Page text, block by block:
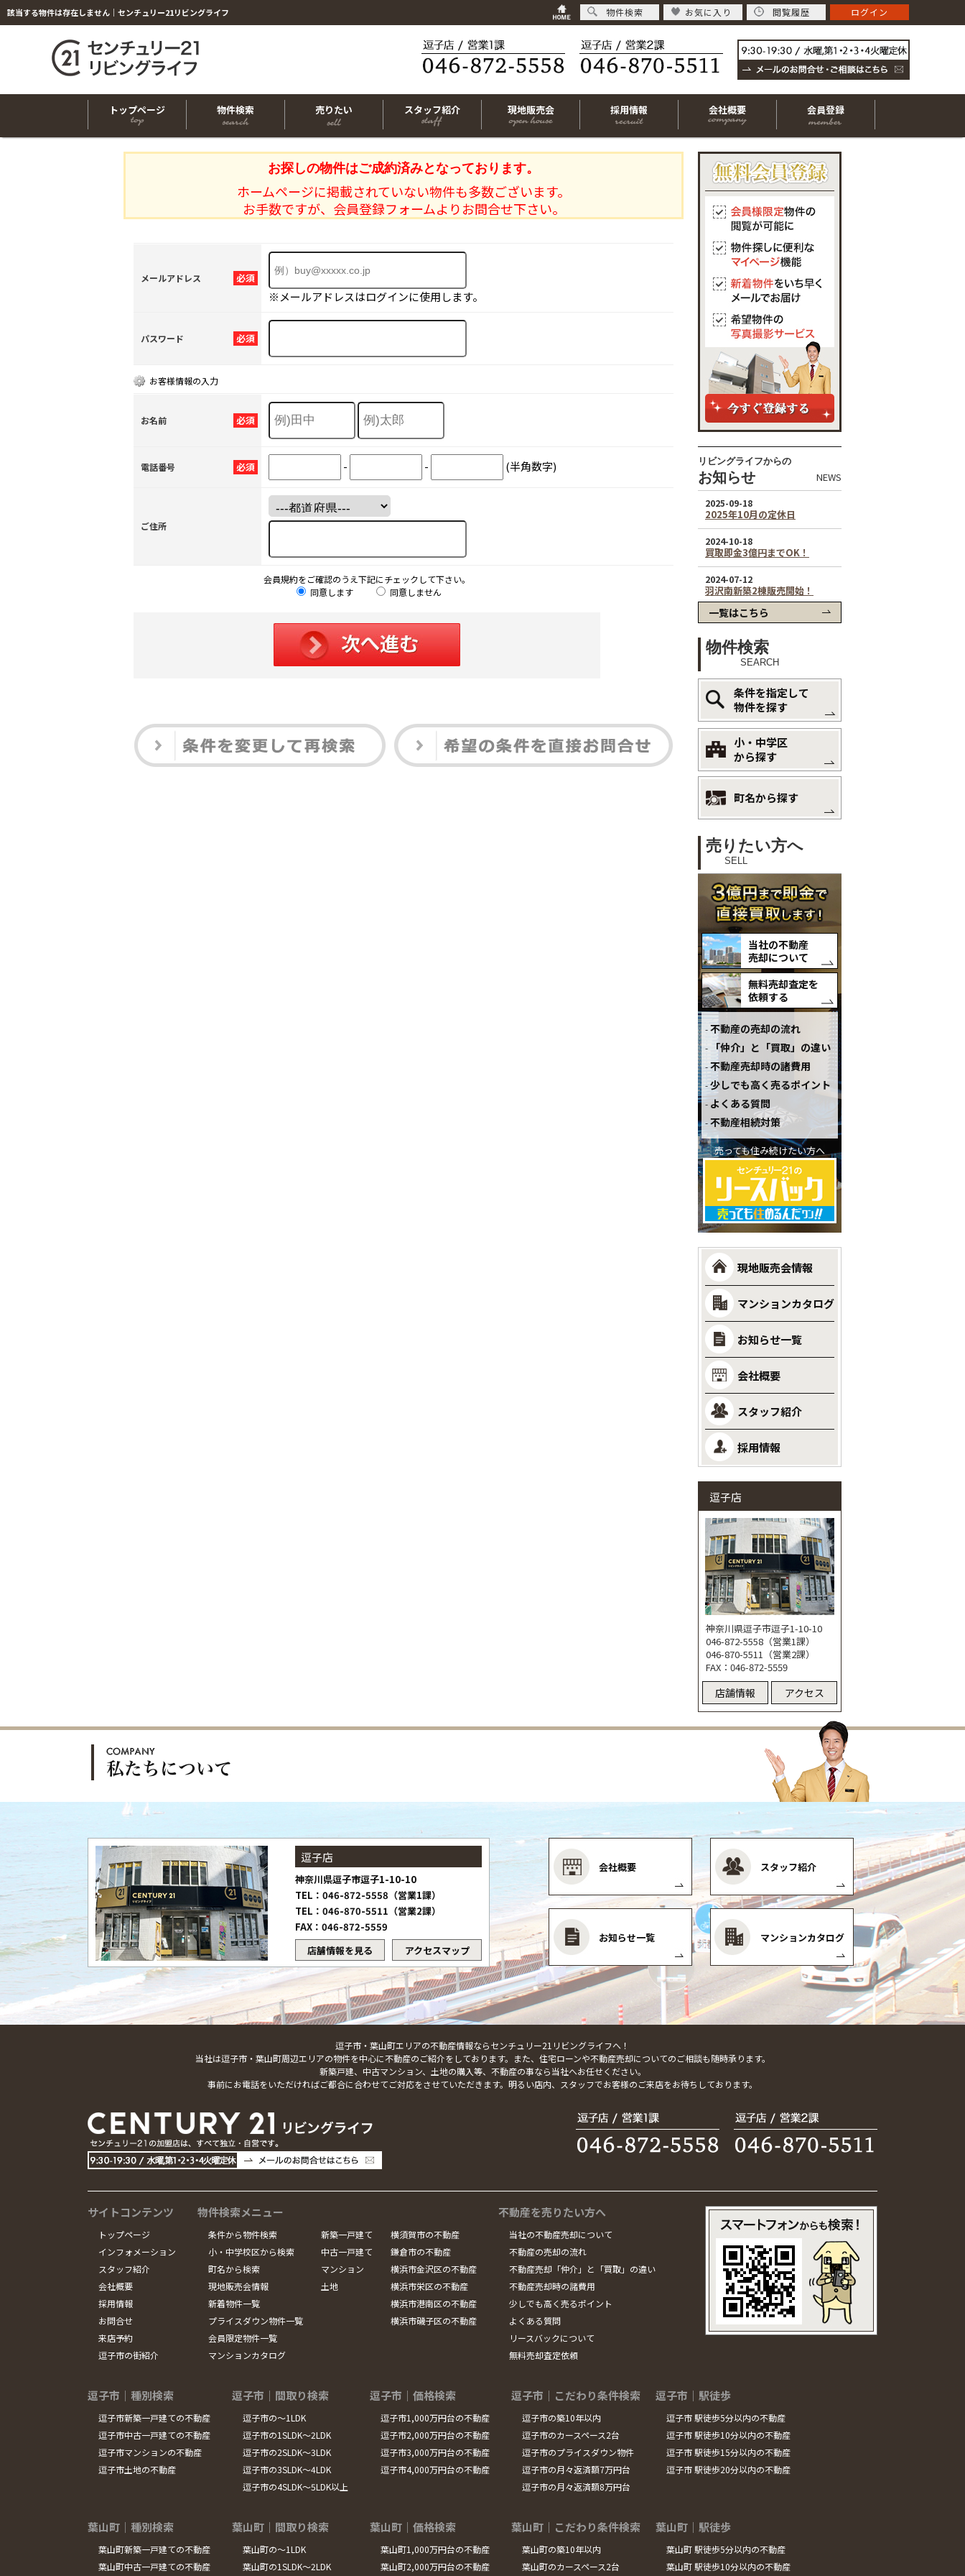
該当する物件は存在しません｜センチュリー21リビングライフ
トップページ 物件検索 売りたい スタッフ紹介 現地販売会 採用情報 会社概要 会員登録
お探しの物件はご成約済みとなっております。
ホームページに掲載されていない物件も多数ございます。
お手数ですが、会員登録フォームよりお問合せ下さい。
必須
メールアドレス
※メールアドレスはログインに使用します。
必須
パスワード
お客様情報の入力
必須
お名前
必須
電話番号 - - (半角数字)
ご住所
会員規約をご確認のうえ下記にチェックして下さい。
同意します
同意しません
リビングライフからの
お知らせ NEWS
一覧はこちら
物件検索
SEARCH
条件を指定して
物件を探す
小・中学区
から探す
町名から探す
売りたい方へ
SELL
当社の不動産
売却について
無料売却査定を
依頼する
不動産の売却の流れ
「仲介」と「買取」の違い
不動産売却時の諸費用
少しでも高く売るポイント
よくある質問
不動産相続対策
売っても住み続けたい方へ
現地販売会情報
マンションカタログ
お知らせ一覧
会社概要
スタッフ紹介
採用情報
逗子店
神奈川県逗子市逗子1-10-10
046-872-5558（営業1課）
046-870-5511（営業2課）
FAX：046-872-5559
店舗情報 アクセス
逗子店
神奈川県逗子市逗子1-10-10
TEL：046-872-5558（営業1課）
TEL：046-870-5511（営業2課）
FAX：046-872-5559
店舗情報を見る
アクセスマップ
会社概要 スタッフ紹介
お知らせ一覧 マンションカタログ
逗子市・葉山町エリアの不動産情報ならセンチュリー21リビングライフへ！
当社は逗子市・葉山町周辺エリアの物件を中心に不動産のご紹介をしております。また、住宅ローンや不動産売却についてのご相談も随時承ります。
新築戸建、中古マンション、土地の購入等、不動産の事なら当社へお任せください。
事前にお電話をいただければご都合に合わせてご対応をさせていただきます。明るい店内、スタッフでお客様のご来店をお待ちしております。
サイトコンテンツ
トップページ
インフォメーション
スタッフ紹介
会社概要
採用情報
お問合せ
来店予約
逗子市の街紹介
物件検索メニュー
条件から物件検索
小・中学校区から検索
町名から検索
現地販売会情報
新着物件一覧
プライスダウン物件一覧
会員限定物件一覧
マンションカタログ
新築一戸建て
中古一戸建て
マンション
土地
横須賀市の不動産
鎌倉市の不動産
横浜市金沢区の不動産
横浜市栄区の不動産
横浜市港南区の不動産
横浜市磯子区の不動産
不動産を売りたい方へ
当社の不動産売却について
不動産の売却の流れ
不動産売却「仲介」と「買取」の違い
不動産売却時の諸費用
少しでも高く売るポイント
よくある質問
リースバックについて
無料売却査定依頼
逗子市｜種別検索
逗子市新築一戸建ての不動産
逗子市中古一戸建ての不動産
逗子市マンションの不動産
逗子市土地の不動産
逗子市｜間取り検索
逗子市の～1LDK
逗子市の1SLDK～2LDK
逗子市の2SLDK～3LDK
逗子市の3SLDK～4LDK
逗子市の4SLDK～5LDK以上
逗子市｜価格検索
逗子市1,000万円台の不動産
逗子市2,000万円台の不動産
逗子市3,000万円台の不動産
逗子市4,000万円台の不動産
逗子市｜こだわり条件検索
逗子市の築10年以内
逗子市のカースペース2台
逗子市のプライスダウン物件
逗子市の月々返済額7万円台
逗子市の月々返済額8万円台
逗子市｜駅徒歩
逗子市 駅徒歩5分以内の不動産
逗子市 駅徒歩10分以内の不動産
逗子市 駅徒歩15分以内の不動産
逗子市 駅徒歩20分以内の不動産
葉山町｜種別検索
葉山町新築一戸建ての不動産
葉山町中古一戸建ての不動産
葉山町｜間取り検索
葉山町の～1LDK
葉山町の1SLDK～2LDK
葉山町｜価格検索
葉山町1,000万円台の不動産
葉山町2,000万円台の不動産
葉山町｜こだわり条件検索
葉山町の築10年以内
葉山町のカースペース2台
葉山町｜駅徒歩
葉山町 駅徒歩5分以内の不動産
葉山町 駅徒歩10分以内の不動産
物件検索 お気に入り 閲覧履歴 ログイン